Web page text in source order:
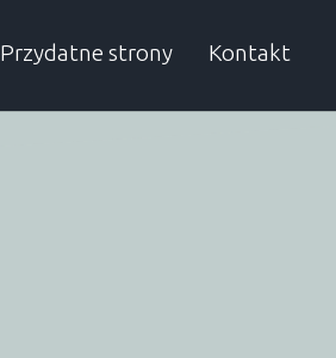
Przydatne strony Kontakt